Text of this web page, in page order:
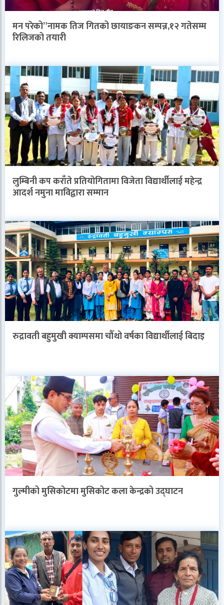
मन परेको”नामक तिज गितको छायाङकन सम्पन्न,१२ गतेसम्म
रिलिजको तयारी
लुम्बिनी कप कराँते प्रतियोगितामा विजेता विद्यार्थीलाई महेन्द्र
आदर्श नमुना माविद्वारा सम्मान
रुद्रावती बहुमुखी क्याम्पसमा चौँथो वर्षका विद्यार्थीलाई बिदाइ
गुल्मीको मुसिकोटमा मुसिकोट कला केन्द्रको उद्घाटन